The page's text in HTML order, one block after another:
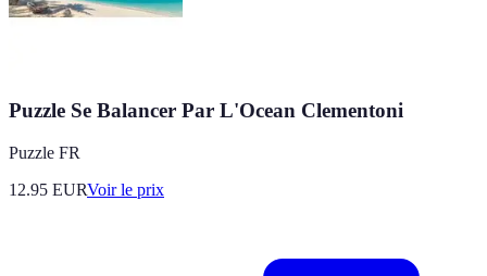
Puzzle Se Balancer Par L'Ocean Clementoni
Puzzle FR
12.95 EURVoir le prix